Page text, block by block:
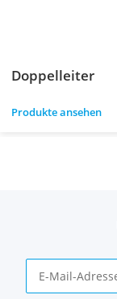
Doppelleiter
Produkte ansehen